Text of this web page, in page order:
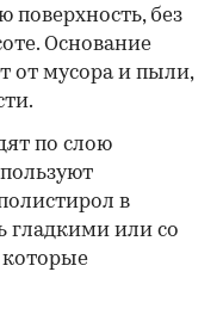
поверхность, без
Основание
от мусора и пыли,
по слою
в
гладкими или со